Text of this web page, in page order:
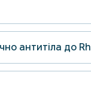
антитіла до